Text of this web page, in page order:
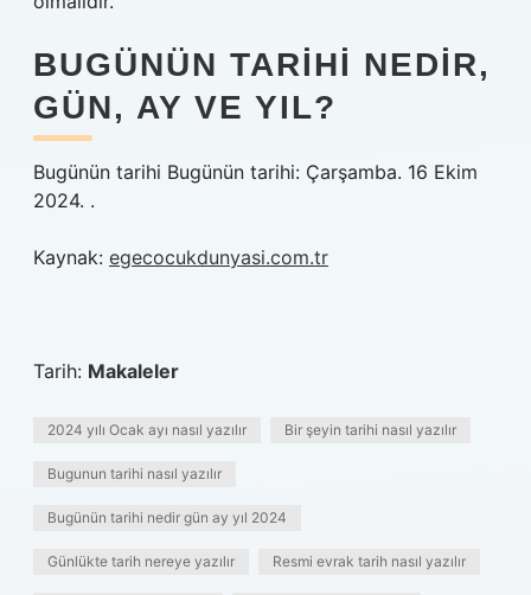
BUGÜNÜN TARIHI NEDIR,
GÜN, AY VE YIL?
Bugünün tarihi Bugünün tarihi: Çarşamba. 16 Ekim
2024. .
Kaynak: egecocukdunyasi.com.tr
Tarih: Makaleler
2024 yılı Ocak ayı nasıl yazılır Bir şeyin tarihi nasıl yazılır
Bugunun tarihi nasıl yazılır
Bugünün tarihi nedir gün ay yıl 2024
Günlükte tarih nereye yazılır Resmi evrak tarih nasıl yazılır